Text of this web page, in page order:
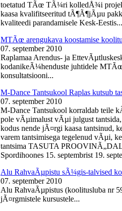
toetatud TÃœ TÃ¼ri kolledÅ¾i
kaasa kvalifitseeritud tÃ¶Ã¶jÃµu
kvaliteedi parandamisele Kesk-Eestis...
MTÃœ arengukava koostamise
07. september 2010
Raplamaa Arendus- ja
kodanikeÃ¼henduste juhtidele
konsultatsiooni...
M-Dance Tantsukool Raplas kutsub
07. september 2010
M-Dance Tantsukool korraldab teile
pole vÃµimalust vÃµi julgust
kodus nende jÃ¤rgi kaasa tantsinud,
varem tantsimisega tegelenud vÃµi,
tantsima TASUTA
Spordihoones 15. septembrist 19.
Alu RahvaÃµpistu sÃ¼gis-talvised
07. september 2010
Alu RahvaÃµpistus (koolitusluba nr
jÃ¤rgmistele kursustele...